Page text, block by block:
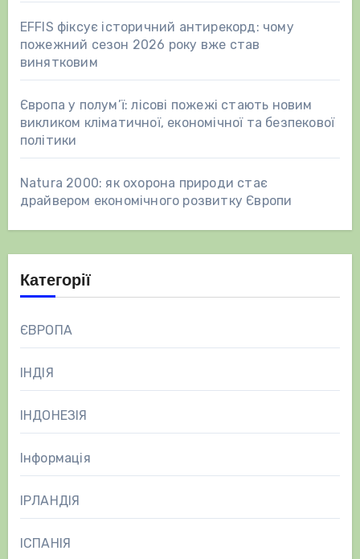
EFFIS фіксує історичний антирекорд: чому
пожежний сезон 2026 року вже став
винятковим
Європа у полум’ї: лісові пожежі стають новим
викликом кліматичної, економічної та безпекової
політики
Natura 2000: як охорона природи стає
драйвером економічного розвитку Європи
Категорії
ЄВРОПА
ІНДІЯ
ІНДОНЕЗІЯ
Інформація
ІРЛАНДІЯ
ІСПАНІЯ